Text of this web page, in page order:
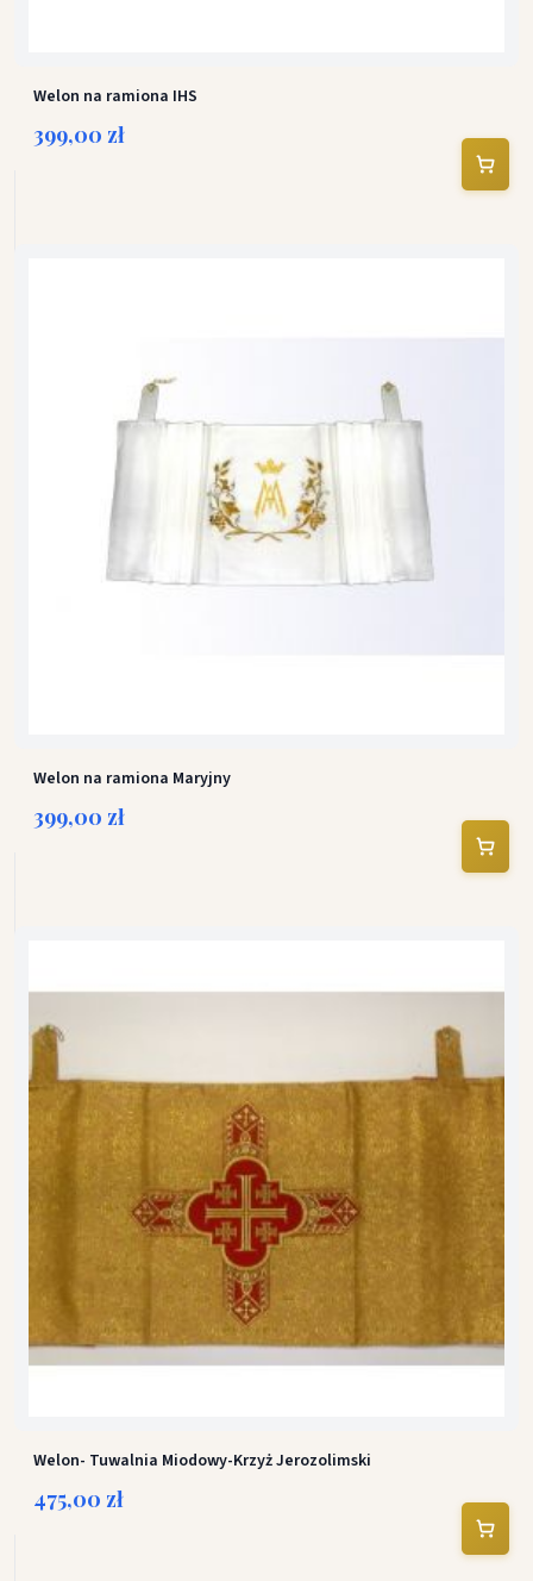
Welon na ramiona IHS
399,00 zł
Welon na ramiona Maryjny
399,00 zł
Welon- Tuwalnia Miodowy-Krzyż Jerozolimski
475,00 zł